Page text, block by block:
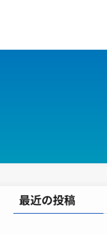
最近の投稿